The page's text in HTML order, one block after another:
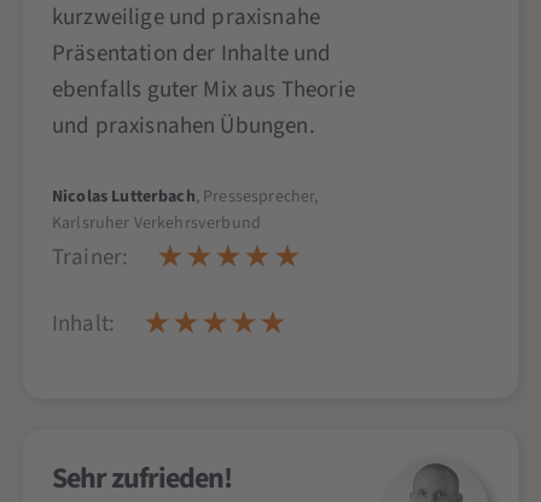
kurzweilige und praxisnahe
Präsentation der Inhalte und
ebenfalls guter Mix aus Theorie
und praxisnahen Übungen.
Nicolas Lutterbach, Pressesprecher,
Karlsruher Verkehrsverbund
Trainer:
Inhalt:
Sehr zufrieden!